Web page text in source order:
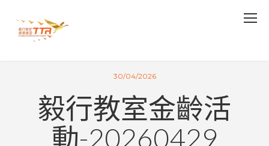
30/04/2026
毅行教室金齡活
動-20260429